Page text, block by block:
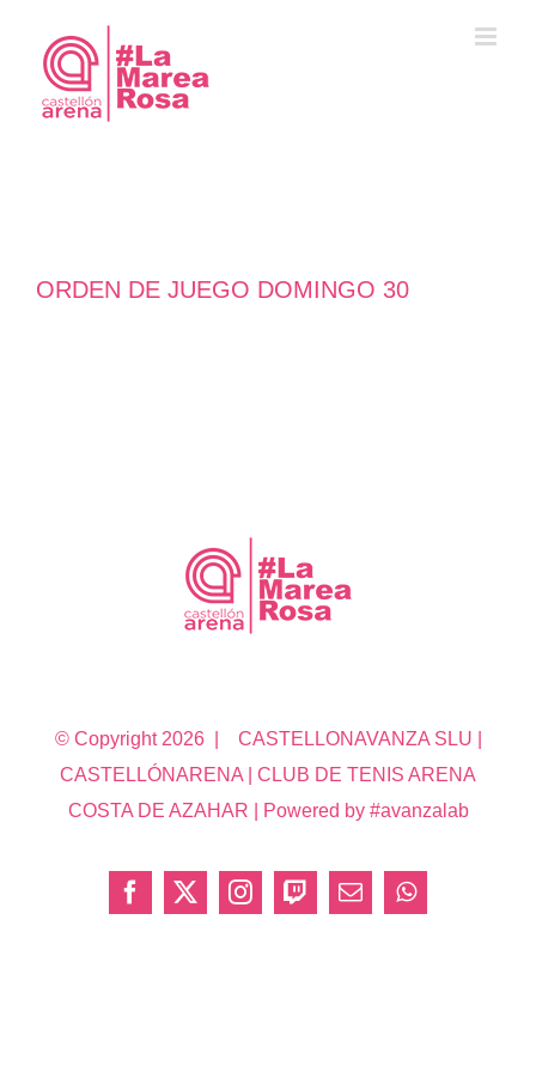
contenido
ORDEN DE JUEGO DOMINGO 30
© Copyright 2026 | CASTELLONAVANZA SLU |
CASTELLÓNARENA | CLUB DE TENIS ARENA
COSTA DE AZAHAR | Powered by #avanzalab
Facebook
X InstagramTwitchCorreoWhatsApp